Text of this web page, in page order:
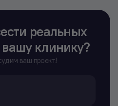
реальных
клинику?
ваш проект!